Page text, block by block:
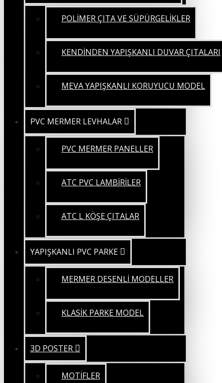
POLİMER ÇITA VE SÜPÜRGELİKLER
KENDİNDEN YAPIŞKANLI DUVAR ÇITALARI
MEVA YAPIŞKANLI KORUYUCU MODEL
PVC MERMER LEVHALAR
PVC MERMER PANELLER
ATC PVC LAMBİRİLER
ATC L KÖŞE ÇITALAR
YAPIŞKANLI PVC PARKE
MERMER DESENLİ MODELLER
KLASİK PARKE MODEL
3D POSTER
MOTİFLER